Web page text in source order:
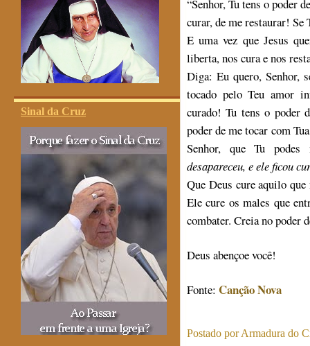
Sinal da Cruz
“Senhor, Tu tens o poder
curar, de me restaurar! Se
E uma vez que Jesus
liberta, nos cura e nos
Diga: Eu quero, Senhor,
tocado pelo Teu amor
curado! Tu tens o poder
poder de me tocar com
Senhor, que Tu
desapareceu, e ele ficou
Que Deus cure aquilo
Ele cure os males que
combater. Creia no poder
Deus abençoe você!
Fonte: Canção Nova
Postado porArmadura do